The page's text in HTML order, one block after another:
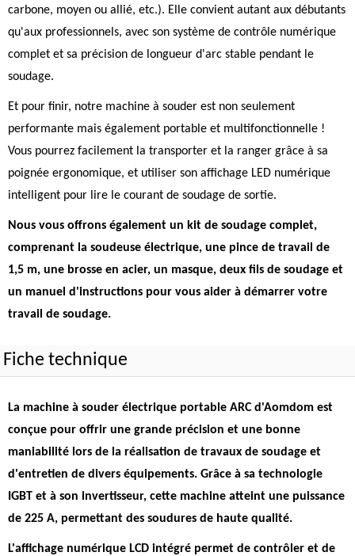
carbone, moyen ou allié, etc.). Elle convient autant aux débutants
qu'aux professionnels, avec son système de contrôle numérique
complet et sa précision de longueur d'arc stable pendant le
soudage.
Et pour finir, notre machine à souder est non seulement
performante mais également portable et multifonctionnelle !
Vous pourrez facilement la transporter et la ranger grâce à sa
poignée ergonomique, et utiliser son affichage LED numérique
intelligent pour lire le courant de soudage de sortie.
Nous vous offrons également un kit de soudage complet,
comprenant la soudeuse électrique, une pince de travail de
1,5 m, une brosse en acier, un masque, deux fils de soudage et
un manuel d'instructions pour vous aider à démarrer votre
travail de soudage.
Fiche technique
La machine à souder électrique portable ARC d'Aomdom est
conçue pour offrir une grande précision et une bonne
maniabilité lors de la réalisation de travaux de soudage et
d'entretien de divers équipements. Grâce à sa technologie
IGBT et à son invertisseur, cette machine atteint une puissance
de 225 A, permettant des soudures de haute qualité.
L'affichage numérique LCD intégré permet de contrôler et de